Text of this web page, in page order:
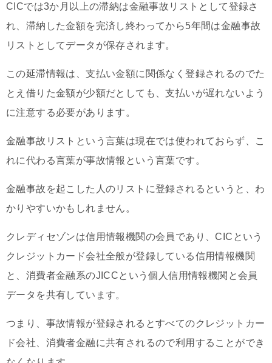
CICでは3か月以上の滞納は金融事故リストとして登録さ
れ、滞納した金額を完済し終わってから5年間は金融事故
リストとしてデータが保存されます。
この延滞情報は、支払い金額に関係なく登録されるのでた
とえ借りた金額が少額だとしても、支払いが遅れないよう
に注意する必要があります。
金融事故リストという言葉は現在では使われておらず、こ
れに代わる言葉が事故情報という言葉です。
金融事故を起こした人のリストに登録されるというと、わ
かりやすいかもしれません。
クレディセゾンは信用情報機関の会員であり、CICという
クレジットカード会社全般が登録している信用情報機関
と、消費者金融系のJICCという個人信用情報機関と会員
データを共有しています。
つまり、事故情報が登録されるとすべてのクレジットカー
ド会社、消費者金融に共有されるので利用することができ